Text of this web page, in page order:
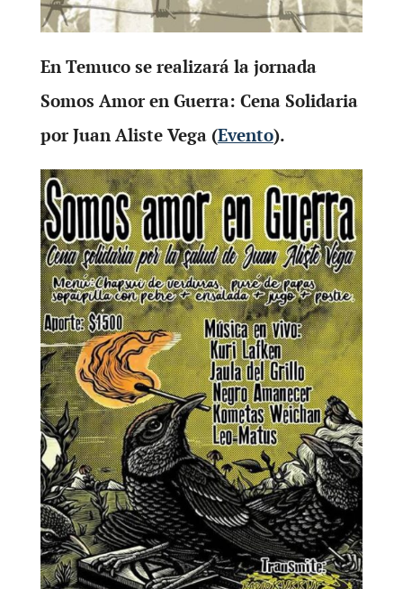
En Temuco se realizará la jornada
Somos Amor en Guerra: Cena Solidaria
por Juan Aliste Vega (Evento).